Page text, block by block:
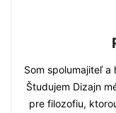
Som spolumajiteľ
Študujem Dizajn
pre filozofiu,